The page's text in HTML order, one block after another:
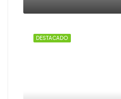
DESTACADO